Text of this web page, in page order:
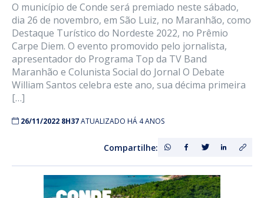
O município de Conde será premiado neste sábado,
dia 26 de novembro, em São Luiz, no Maranhão, como
Destaque Turístico do Nordeste 2022, no Prêmio
Carpe Diem. O evento promovido pelo jornalista,
apresentador do Programa Top da TV Band
Maranhão e Colunista Social do Jornal O Debate
William Santos celebra este ano, sua décima primeira
[…]
26/11/2022 8H37ATUALIZADO HÁ 4 ANOS
Compartilhe: